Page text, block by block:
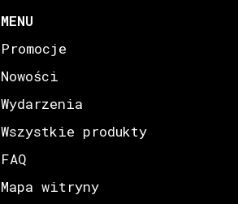
MENU
Promocje
Nowości
Wydarzenia
Wszystkie produkty
FAQ
Mapa witryny